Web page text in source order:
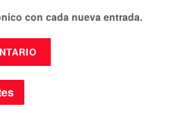
con cada nueva entrada.